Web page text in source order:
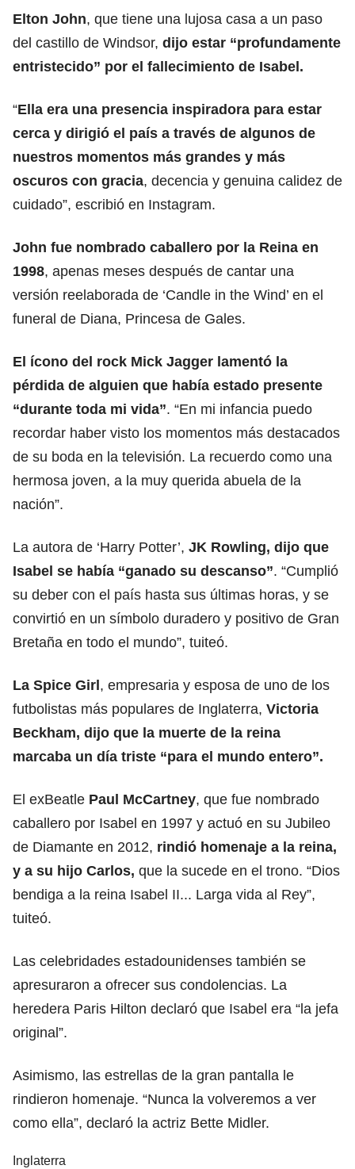
Elton John, que tiene una lujosa casa a un paso
del castillo de Windsor, dijo estar “profundamente
entristecido” por el fallecimiento de Isabel.
“Ella era una presencia inspiradora para estar
cerca y dirigió el país a través de algunos de
nuestros momentos más grandes y más
oscuros con gracia, decencia y genuina calidez de
cuidado”, escribió en Instagram.
John fue nombrado caballero por la Reina en
1998, apenas meses después de cantar una
versión reelaborada de ‘Candle in the Wind’ en el
funeral de Diana, Princesa de Gales.
El ícono del rock Mick Jagger lamentó la
pérdida de alguien que había estado presente
“durante toda mi vida”. “En mi infancia puedo
recordar haber visto los momentos más destacados
de su boda en la televisión. La recuerdo como una
hermosa joven, a la muy querida abuela de la
nación”.
La autora de ‘Harry Potter’, JK Rowling, dijo que
Isabel se había “ganado su descanso”. “Cumplió
su deber con el país hasta sus últimas horas, y se
convirtió en un símbolo duradero y positivo de Gran
Bretaña en todo el mundo”, tuiteó.
La Spice Girl, empresaria y esposa de uno de los
futbolistas más populares de Inglaterra, Victoria
Beckham, dijo que la muerte de la reina
marcaba un día triste “para el mundo entero”.
El exBeatle Paul McCartney, que fue nombrado
caballero por Isabel en 1997 y actuó en su Jubileo
de Diamante en 2012, rindió homenaje a la reina,
y a su hijo Carlos, que la sucede en el trono. “Dios
bendiga a la reina Isabel II... Larga vida al Rey”,
tuiteó.
Las celebridades estadounidenses también se
apresuraron a ofrecer sus condolencias. La
heredera Paris Hilton declaró que Isabel era “la jefa
original”.
Asimismo, las estrellas de la gran pantalla le
rindieron homenaje. “Nunca la volveremos a ver
como ella”, declaró la actriz Bette Midler.
Inglaterra